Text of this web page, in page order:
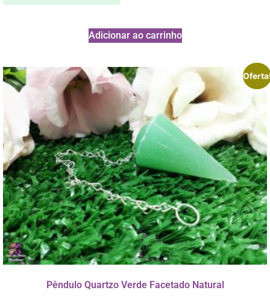
Adicionar ao carrinho
Pêndulo Quartzo Verde Facetado Natural